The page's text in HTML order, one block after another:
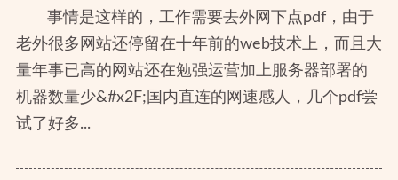
事情是这样的，工作需要去外网下点pdf，由于
老外很多网站还停留在十年前的web技术上，而且大
量年事已高的网站还在勉强运营加上服务器部署的
机器数量少&#x2F;国内直连的网速感人，几个pdf尝
试了好多...